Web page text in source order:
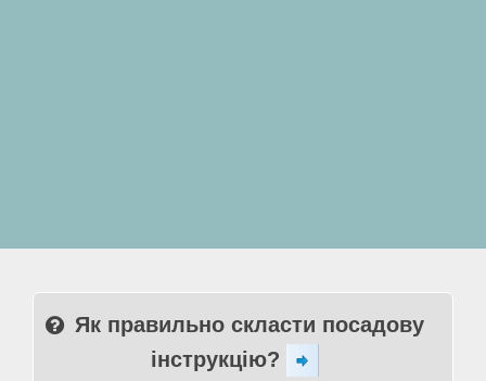
Як правильно скласти посадову
інструкцію?